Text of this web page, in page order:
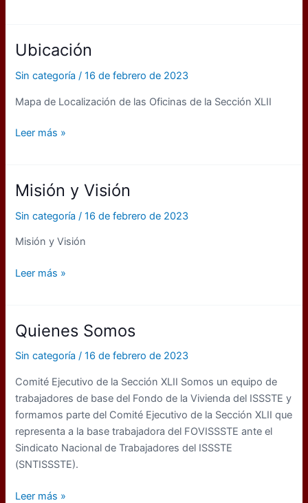
Ubicación
Sin categoría /16 de febrero de 2023
Mapa de Localización de las Oficinas de la Sección XLII
Ubicación
Leer más »
Misión y Visión
Sin categoría /16 de febrero de 2023
Misión y Visión
Misión
Leer más »
Quienes Somos
Sin categoría /16 de febrero de 2023
Comité Ejecutivo de la Sección XLII Somos un equipo de
trabajadores de base del Fondo de la Vivienda del ISSSTE y
formamos parte del Comité Ejecutivo de la Sección XLII que
representa a la base trabajadora del FOVISSSTE ante el
Sindicato Nacional de Trabajadores del ISSSTE
(SNTISSSTE).
Quienes
Leer más »